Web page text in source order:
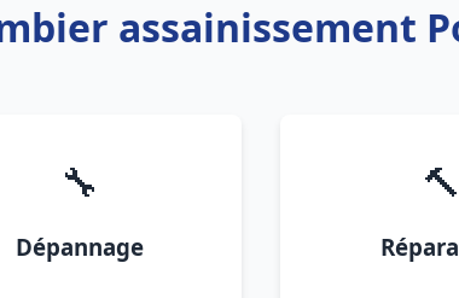
assainissement
🔧
Dépannage
🔨